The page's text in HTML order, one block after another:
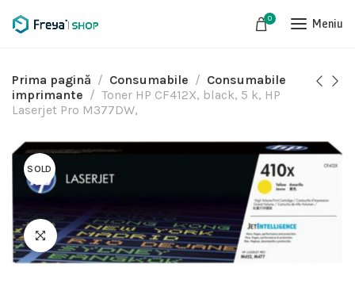
0 Meniu
Prima pagină Consumabile
Consumabile
imprimante
Toner HP CF412X, black, 5 k, HP
Laserjet Pro M377DW,
SOLD